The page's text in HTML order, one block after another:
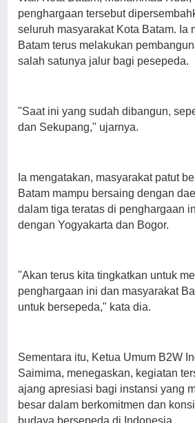
penghargaan tersebut
seluruh masyarakat Kota Batam. Ia
Batam terus melakukan
salah satunya jalur bagi pesepeda.
"Saat ini yang sudah dibangun,
dan Sekupang," ujarnya.
Ia mengatakan, masyarakat patut
Batam mampu bersaing dengan
dalam tiga teratas di penghargaan
dengan Yogyakarta dan Bogor.
"Akan terus kita tingkatkan untuk
penghargaan ini dan masyarakat
untuk bersepeda," kata dia.
Sementara itu, Ketua Umum B2W
Saimima, menegaskan, kegiatan
ajang apresiasi bagi instansi yang
besar dalam berkomitmen dan
budaya bersepeda di Indonesia.